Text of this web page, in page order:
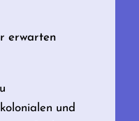
erwarten
und